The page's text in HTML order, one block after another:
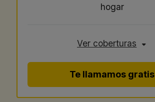
hogar
Ver coberturas
Te llamamos gratis